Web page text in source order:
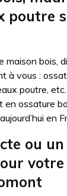
poutre
maison bois,
à vous :
poutre,
ossature
en
ou un